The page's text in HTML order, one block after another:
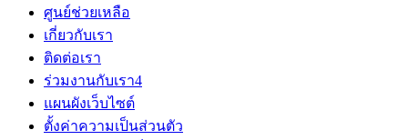
ศูนย์ช่วยเหลือ
เกี่ยวกับเรา
ติดต่อเรา
ร่วมงานกับเรา4
แผนผังเว็บไซต์
ตั้งค่าความเป็นส่วนตัว